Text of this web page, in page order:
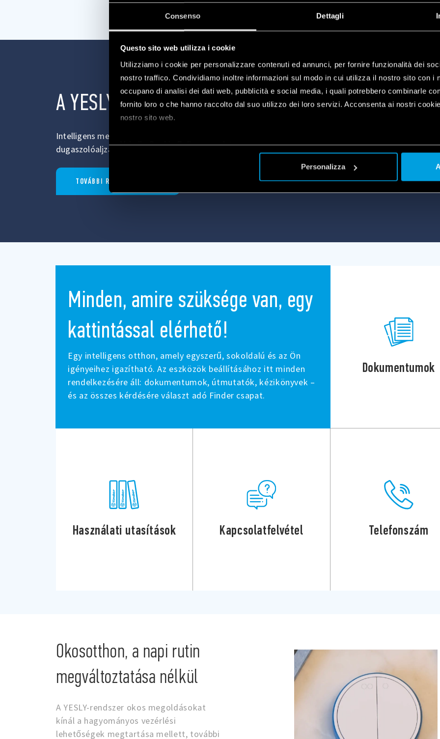
Consenso Dettagli
Questo sito web utilizza i cookie
Utilizziamo i cookie per personalizzare contenuti ed annunci, per fornire funzionalità dei
nostro traffico. Condividiamo inoltre informazioni sul modo in cui utilizza il nostro sito con i
occupano di analisi dei dati web, pubblicità e social media, i quali potrebbero combinarle
fornito loro o che hanno raccolto dal suo utilizzo dei loro servizi. Acconsenta ai nostri
nostro sito web.
Vai alla Cookie Policy completa
Personalizza
A YESLY TERMÉKCSALÁD
Intelligens megoldás a világítás, hőmérséklet, redőnyök, függönyök,
dugaszolóaljzatok és zárak vezérlésére.
TOVÁBBI RÉSZLETEK
Minden, amire szüksége van, egy
kattintással elérhető!
Egy intelligens otthon, amely egyszerű, sokoldalú és az Ön
igényeihez igazítható. Az eszközök beállításához itt minden
rendelkezésére áll: dokumentumok, útmutatók, kézikönyvek –
és az összes kérdésére választ adó Finder csapat.
Dokumentumok
Használati utasítások Kapcsolatfelvétel Telefonszám
Okosotthon, a napi rutin
megváltoztatása nélkül
A YESLY-rendszer okos megoldásokat
kínál a hagyományos vezérlési
lehetőségek megtartása mellett, további